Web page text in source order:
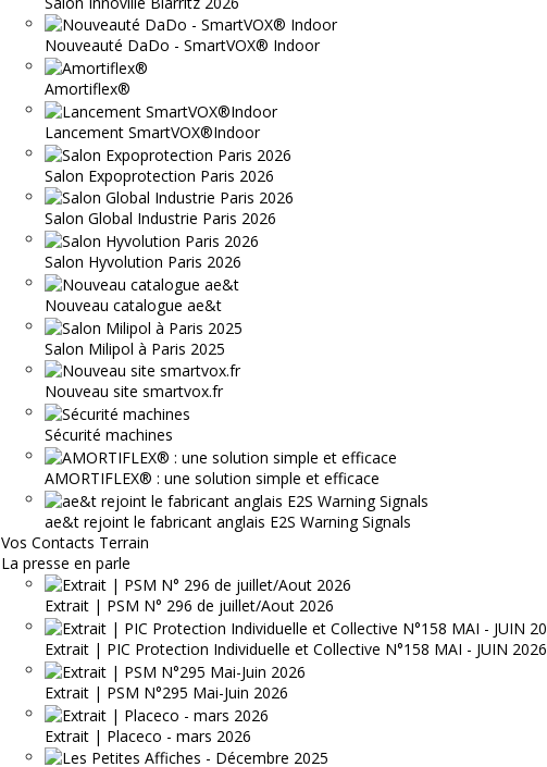
Nouveauté DaDo - SmartVOX® Indoor
Amortiflex®
Lancement SmartVOX®Indoor
Salon Expoprotection Paris 2026
Salon Global Industrie Paris 2026
Salon Hyvolution Paris 2026
Nouveau catalogue ae&t
Salon Milipol à Paris 2025
Nouveau site smartvox.fr
Sécurité machines
AMORTIFLEX® : une solution simple et efficace
ae&t rejoint le fabricant anglais E2S Warning Signals
Vos Contacts Terrain
La presse en parle
Extrait | PSM N° 296 de juillet/Aout 2026
Extrait | PIC Protection Individuelle et Collective N°158 MAI - JUIN 2026
Extrait | PSM N°295 Mai-Juin 2026
Extrait | Placeco - mars 2026